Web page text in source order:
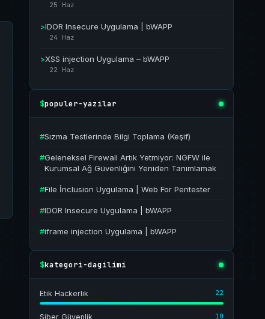
25 Haz
>IDOR Insecure Uygulama | bWAPP
24 Haz
>XSS injection Uygulama – bWAPP
22 Haz
$populer-yazilar
#Sızma Testlerinde Bilgi Toplama (Keşif)
#Geleneksel Firewall Artık Yetmiyor: NGFW ile
Kurumsal Ağ Güvenliğini Yeniden Tanımlamak
#File İnclusion Uygulama | Web For Pentester
#IDOR Insecure Uygulama | bWAPP
#iframe injection Uygulama | bWAPP
$kategori-dagilimi
Etik Hackerlık 22
Siber Güvenlik 10